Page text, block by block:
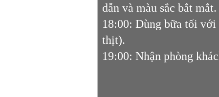
dẫn và màu sắc bắt mắt.
18:00: Dùng bữa tối với
thịt).
19:00: Nhận phòng